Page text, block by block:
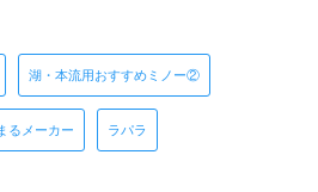
湖・本流用おすすめミノー②
るメーカー ラパラ